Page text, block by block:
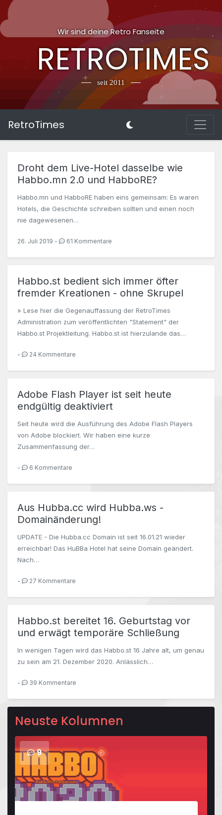
Wir sind deine Retro Fanseite
RETROTIMES
seit 2011
RetroTimes
Droht dem Live-Hotel dasselbe wie
Habbo.mn 2.0 und HabboRE?
Habbo.mn und HabboRE haben eins gemeinsam: Es waren
Hotels, die Geschichte schreiben sollten und einen noch
nie dagewesenen…
26. Juli 2019 - 61 Kommentare
Habbo.st bedient sich immer öfter
fremder Kreationen - ohne Skrupel
» Lese hier die Gegenauffassung der RetroTimes
Administration zum veröffentlichten "Statement" der
Habbo.st Projektleitung. Habbo.st ist hierzulande das…
- 24 Kommentare
Adobe Flash Player ist seit heute
endgültig deaktiviert
Seit heute wird die Ausführung des Adobe Flash Players
von Adobe blockiert. Wir haben eine kurze
Zusammenfassung der…
- 6 Kommentare
Aus Hubba.cc wird Hubba.ws -
Domainänderung!
UPDATE - Die Hubba.cc Domain ist seit 16.01.21 wieder
erreichbar! Das HuBBa Hotel hat seine Domain geändert.
Nach…
- 27 Kommentare
Habbo.st bereitet 16. Geburtstag vor
und erwägt temporäre Schließung
In wenigen Tagen wird das Habbo.st 16 Jahre alt, um genau
zu sein am 21. Dezember 2020. Anlässlich…
- 39 Kommentare
Neuste Kolumnen
9